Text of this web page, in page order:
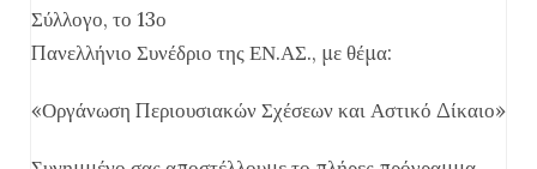
Σύλλογο, το 13ο
Πανελλήνιο Συνέδριο της ΕΝ.ΑΣ., με θέμα:
«Οργάνωση Περιουσιακών Σχέσεων και Αστικό Δίκαιο»